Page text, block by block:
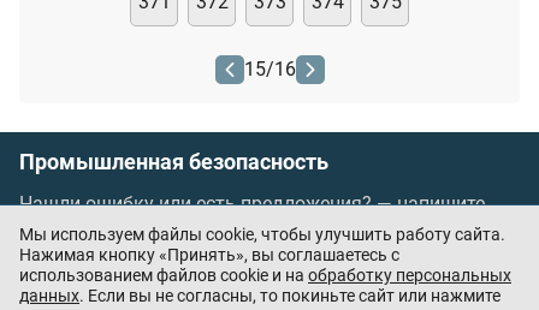
15/16
Промышленная безопасность
Нашли ошибку или есть предложения? —напишите
нам
Порядок проведения оплаты по банковским
картам/Цены/Оферта
Мы используем файлы cookie, чтобы улучшить работу сайта.
Нажимая кнопку «Принять», вы соглашаетесь с
использованием файлов cookie и на обработку персональных
данных. Если вы не согласны, то покиньте сайт или нажмите